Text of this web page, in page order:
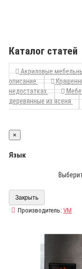
Каталог статей
Акриловые
описание
недостатках
деревянные из ясеня
×
Язык
Закрыть
Производитель: VM